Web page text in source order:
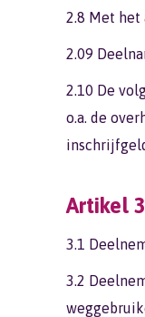
2.8 Met het
2.09
2.10 De
o.a. de
Artikel
3.1
3.2